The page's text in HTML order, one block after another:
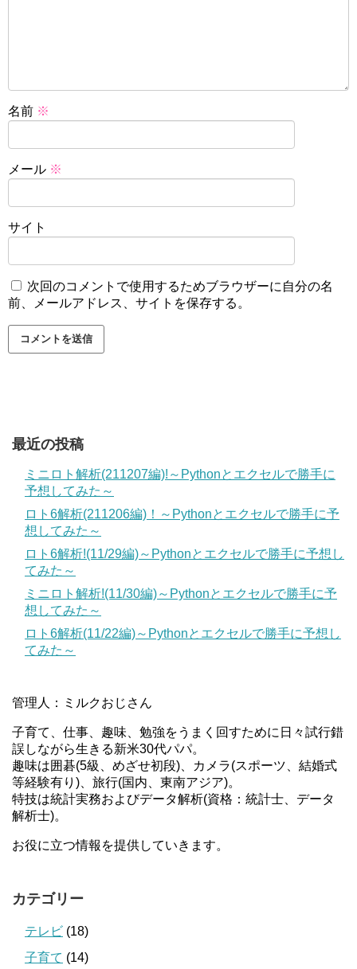
名前 ※
メール ※
サイト
次回のコメントで使用するためブラウザーに自分の名
前、メールアドレス、サイトを保存する。
最近の投稿
ミニロト解析(211207編)!～Pythonとエクセルで勝手に
予想してみた～
ロト6解析(211206編)！～Pythonとエクセルで勝手に予
想してみた～
ロト6解析!(11/29編)～Pythonとエクセルで勝手に予想し
てみた～
ミニロト解析!(11/30編)～Pythonとエクセルで勝手に予
想してみた～
ロト6解析(11/22編)～Pythonとエクセルで勝手に予想し
てみた～
管理人：ミルクおじさん
子育て、仕事、趣味、勉強をうまく回すために日々試行錯
誤しながら生きる新米30代パパ。
趣味は囲碁(5級、めざせ初段)、カメラ(スポーツ、結婚式
等経験有り)、旅行(国内、東南アジア)。
特技は統計実務およびデータ解析(資格：統計士、データ
解析士)。
お役に立つ情報を提供していきます。
カテゴリー
テレビ (18)
子育て (14)